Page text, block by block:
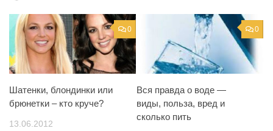
0
Шатенки, блондинки или
брюнетки – кто круче?
13.06.2012
0
Вся правда о воде —
виды, польза, вред и
сколько пить